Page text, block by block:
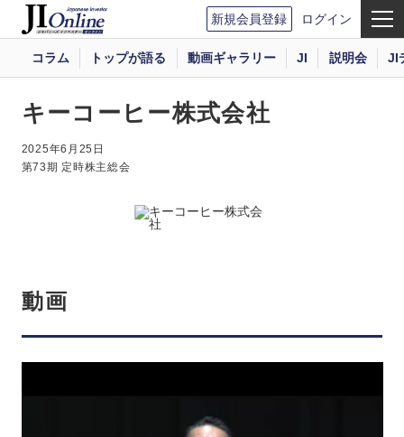
新規会員登録 ログイン
コラム トップが語る 動画ギャラリー JI 説明会 JI
キーコーヒー株式会社
2025年6月25日
第73期 定時株主総会
動画